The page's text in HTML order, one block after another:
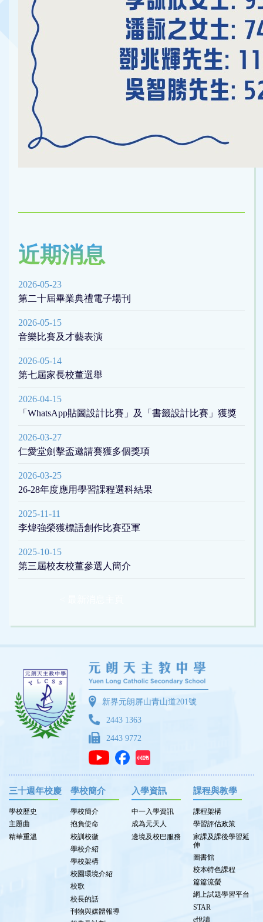
近期消息
2026-05-23
第二十屆畢業典禮電子場刊
2026-05-15
音樂比賽及才藝表演
2026-05-14
第七屆家長校董選舉
2026-04-15
「WhatsApp貼圖設計比賽」及「書籤設計比賽」獲獎
2026-03-27
仁愛堂劍擊盃邀請賽獲多個獎項
2026-03-25
26-28年度應用學習課程選科結果
2025-11-11
李煒強榮獲標語創作比賽亞軍
2025-10-15
第三屆校友校董參選人簡介
新界元朗屏山青山道201號
2443 1363
2443 9772
三十週年校慶
學校歷史
主題曲
精華重溫
學校簡介
學校簡介
抱負使命
校訓校徽
學校介紹
學校架構
校園環境介紹
校歌
校長的話
刊物與媒體報導
入學資訊
中一入學資訊
成為元天人
邊境及校巴服務
課程與教學
課程架構
學習評估政策
家課及課後學習延
伸
圖書館
校本特色課程
篇篇流螢
網上試題學習平台
STAR
e悅讀